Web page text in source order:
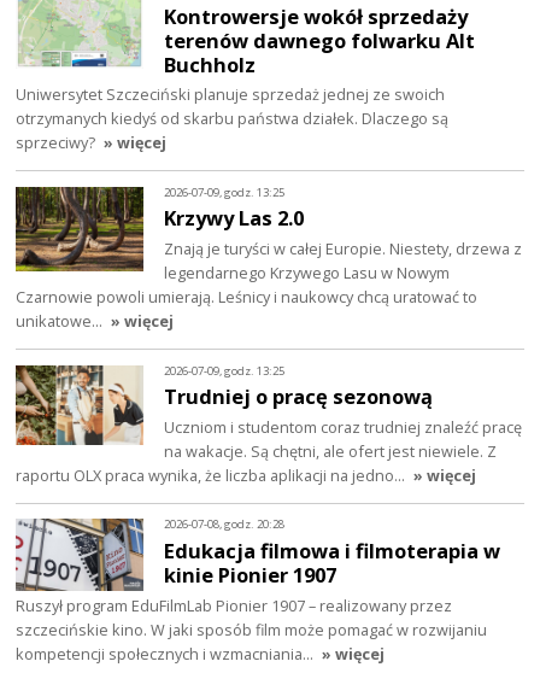
Kontrowersje wokół sprzedaży
terenów dawnego folwarku Alt
Buchholz
Uniwersytet Szczeciński planuje sprzedaż jednej ze swoich
otrzymanych kiedyś od skarbu państwa działek. Dlaczego są
sprzeciwy? » więcej
2026-07-09, godz. 13:25
Krzywy Las 2.0
Znają je turyści w całej Europie. Niestety, drzewa z
legendarnego Krzywego Lasu w Nowym
Czarnowie powoli umierają. Leśnicy i naukowcy chcą uratować to
unikatowe… » więcej
2026-07-09, godz. 13:25
Trudniej o pracę sezonową
Uczniom i studentom coraz trudniej znaleźć pracę
na wakacje. Są chętni, ale ofert jest niewiele. Z
raportu OLX praca wynika, że liczba aplikacji na jedno… » więcej
2026-07-08, godz. 20:28
Edukacja filmowa i filmoterapia w
kinie Pionier 1907
Ruszył program EduFilmLab Pionier 1907 – realizowany przez
szczecińskie kino. W jaki sposób film może pomagać w rozwijaniu
kompetencji społecznych i wzmacniania… » więcej